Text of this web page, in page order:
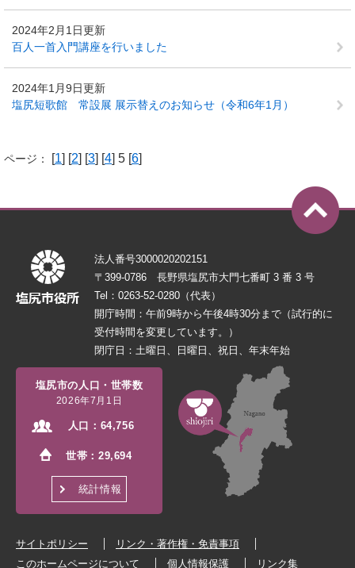
2024年2月1日更新
百人一首入門講座を行いました
2024年1月9日更新
塩尻短歌館 常設展 展示替えのお知らせ（令和6年1月）
ページ： [1] [2] [3] [4] 5 [6]
法人番号3000020202151
〒399-0786 長野県塩尻市大門七番町 3 番 3 号
Tel：0263-52-0280（代表）
開庁時間：午前9時から午後4時30分まで（試行的に
受付時間を変更しています。）
閉庁日：土曜日、日曜日、祝日、年末年始
塩尻市の人口・世帯数
2026年7月1日
人口： 64,756
世帯：29,694
統計情報
サイトポリシー
リンク・著作権・免責事項
このホームページについて
個人情報保護 リンク集